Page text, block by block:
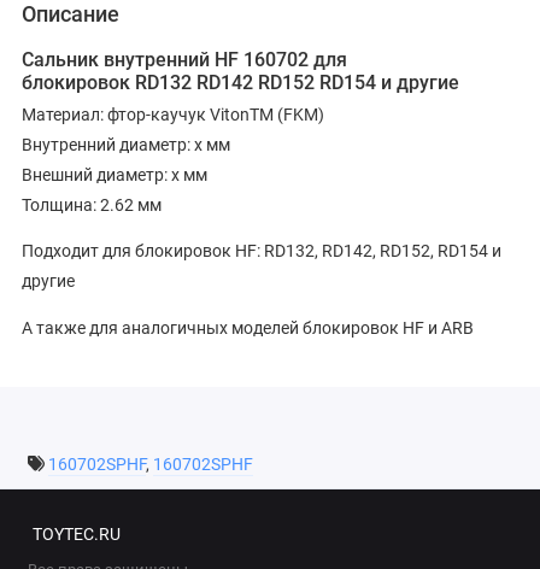
Описание
Сальник внутренний НF 160702 для
блокировок RD132 RD142 RD152 RD154 и другие
Материал: фтор-каучук VitonTM (FKM)
Внутренний диаметр: x мм
Внешний диаметр: x мм
Толщина: 2.62 мм
Подходит для блокировок HF: RD132, RD142, RD152, RD154 и
другие
А также для аналогичных моделей блокировок HF и ARB
160702SPHF, 160702SPHF
TOYTEC.RU